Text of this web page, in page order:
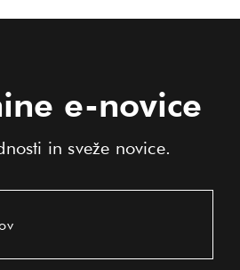
e-novice
in sveže novice.